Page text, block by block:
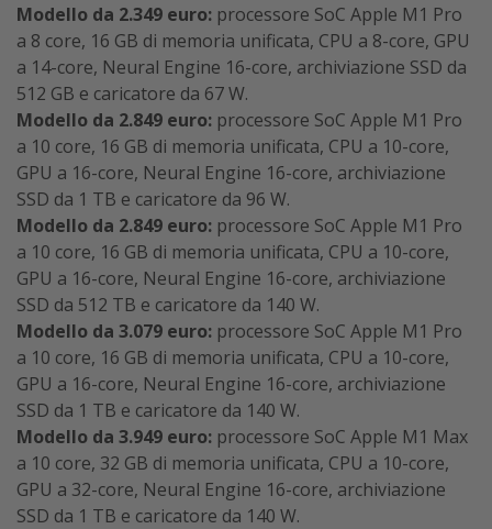
Modello da 2.349 euro: processore SoC Apple M1 Pro
a 8 core, 16 GB di memoria unificata, CPU a 8-core, GPU
a 14-core, Neural Engine 16-core, archiviazione SSD da
512 GB e caricatore da 67 W.
Modello da 2.849 euro: processore SoC Apple M1 Pro
a 10 core, 16 GB di memoria unificata, CPU a 10-core,
GPU a 16-core, Neural Engine 16-core, archiviazione
SSD da 1 TB e caricatore da 96 W.
Modello da 2.849 euro: processore SoC Apple M1 Pro
a 10 core, 16 GB di memoria unificata, CPU a 10-core,
GPU a 16-core, Neural Engine 16-core, archiviazione
SSD da 512 TB e caricatore da 140 W.
Modello da 3.079 euro: processore SoC Apple M1 Pro
a 10 core, 16 GB di memoria unificata, CPU a 10-core,
GPU a 16-core, Neural Engine 16-core, archiviazione
SSD da 1 TB e caricatore da 140 W.
Modello da 3.949 euro: processore SoC Apple M1 Max
a 10 core, 32 GB di memoria unificata, CPU a 10-core,
GPU a 32-core, Neural Engine 16-core, archiviazione
SSD da 1 TB e caricatore da 140 W.